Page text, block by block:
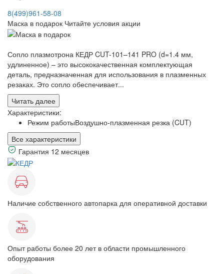
8(499)961-58-08
Маска в подарок Читайте условия акции
Сопло плазмотрона КЕДР CUT-101–141 PRO (d=1.4 мм,
удлиненное) – это высококачественная комплектующая
деталь, предназначенная для использования в плазменных
резаках. Это сопло обеспечивает...
Читать далее
Характеристики:
Режим работыВоздушно-плазменная резка (CUT)
Все характеристики
Гарантия 12 месяцев
Наличие собственного автопарка для оперативной доставки
Опыт работы более 20 лет в области промышленного
оборудования